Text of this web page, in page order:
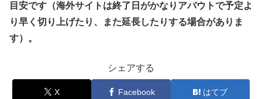
目安です（海外サイトは終了日がかなりアバウトで予定よ
り早く切り上げたり、また延長したりする場合がありま
す）。
シェアする
X Facebook はてブ